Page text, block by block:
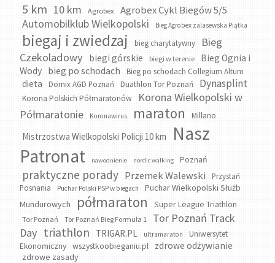
5 km 10 km Agrobex Agrobex Cykl Biegów 5/5
Automobilklub Wielkopolski Bieg Agrobex zalasewska Piątka
biegaj i zwiedzaj bieg charytatywny
Bieg
Czekoladowy
biegi górskie biegi w terenie
Bieg Ognia i
Wody bieg po schodach Bieg po schodach Collegium Altum
dieta Domix AGD Poznań Duathlon Tor Poznań Dynasplint
Korona Polskich Półmaratonów
Korona Wielkopolski w
Półmaratonie
Koronawirus maraton Millano
Mistrzostwa Wielkopolski Policji 10 km
Nasz
Patronat
nawodnienie nordic walking Poznań
praktyczne porady Przemek Walewski
Przystań
Posnania
Puchar Polski PSP w biegach
Puchar Wielkopolski Służb
Mundurowych
półmaraton Super League Triathlon
Tor Poznań Tor Poznań Bieg Formuła 1
Tor Poznań Track
Day triathlon TRIGAR.PL ultramaraton
Uniwersytet
Ekonomiczny
wszystkoobieganiu.pl zdrowe odżywianie
zdrowe zasady